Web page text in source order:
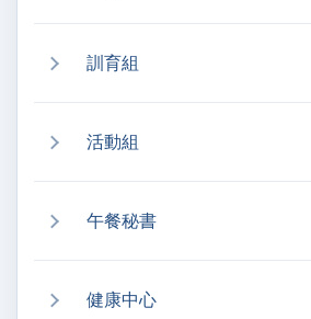
訓育組
活動組
午餐秘書
健康中心